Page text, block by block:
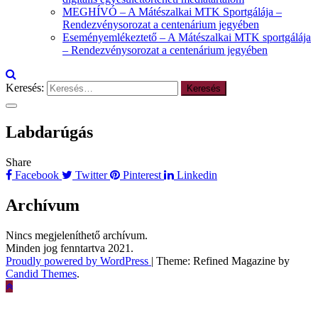
MEGHÍVÓ – A Mátészalkai MTK Sportgálája –
Rendezvénysorozat a centenárium jegyében
Eseményemlékeztető – A Mátészalkai MTK sportgálája
– Rendezvénysorozat a centenárium jegyében
Keresés:
Labdarúgás
Share
Facebook
Twitter Pinterest Linkedin
Archívum
Nincs megjeleníthető archívum.
Minden jog fenntartva 2021.
Proudly powered by WordPress | Theme: Refined Magazine by
Candid Themes.